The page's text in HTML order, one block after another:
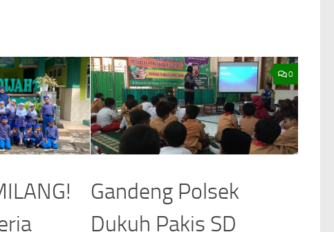
0
Gandeng Polsek
Dukuh Pakis SD